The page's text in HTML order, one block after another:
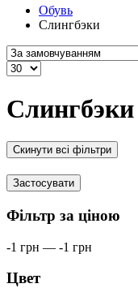
Обувь
Слингбэки
Слингбэки
Скинути всі фільтри
Застосувати
Фільтр за ціною
-1 грн — -1 грн
Цвет